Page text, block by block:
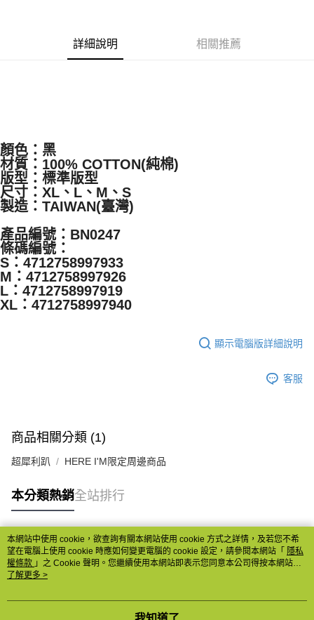
運送方式
全家取貨付款
每筆NT$65，滿NT$1,000(含以上)免運費
付款後全家取貨
每筆NT$65，滿NT$1,000(含以上)免運費
7-11取貨付款
每筆NT$65，滿NT$1,000(含以上)免運費
詳細說明 相關推薦
顏色：黑
材質：100% COTTON(純棉)
版型：標準版型
尺寸：XL、L、M、S
製造：TAIWAN(臺灣)
產品編號：BN0247
條碼編號：
S：4712758997933
M：4712758997926
L：4712758997919
XL：4712758997940
顯示電腦版詳細說明
客服
商品相關分類 (1)
超犀利趴 HERE I'M限定周邊商品
本分類熱銷全站排行
熱門標籤
本網站中使用 cookie，欲查詢有關本網站使用 cookie 方式之詳情，及若您不希
望在電腦上使用 cookie 時應如何變更電腦的 cookie 設定，請參閱本網站「 隱私
權條款 」之 Cookie 聲明。您繼續使用本網站即表示您同意本公司得按本網站使
用條款之 Cookie 聲明使用 cookie。
了解更多 >